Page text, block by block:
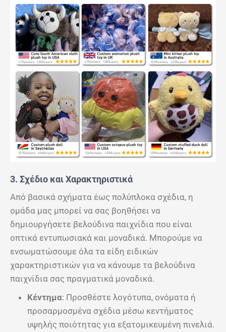
3. Σχέδιο και Χαρακτηριστικά
Από βασικά σχήματα έως πολύπλοκα σχέδια, η
ομάδα μας μπορεί να σας βοηθήσει να
δημιουργήσετε βελούδινα παιχνίδια που είναι
οπτικά εντυπωσιακά και μοναδικά. Μπορούμε να
ενσωματώσουμε όλα τα είδη ειδικών
χαρακτηριστικών για να κάνουμε τα βελούδινα
παιχνίδια σας πραγματικά μοναδικά.
Κέντημα: Προσθέστε λογότυπα, ονόματα ή
προσαρμοσμένα σχέδια μέσω κεντήματος
υψηλής ποιότητας για εξατομικευμένη πινελιά.